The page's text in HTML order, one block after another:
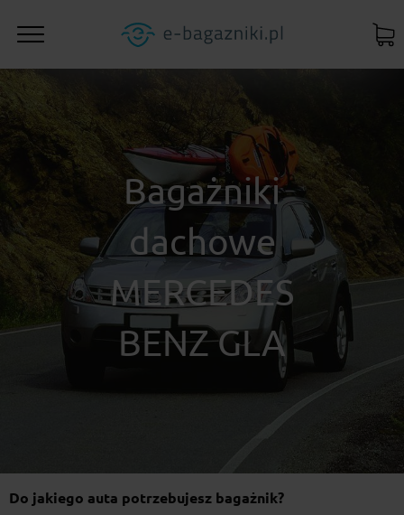
Bagażniki
dachowe
MERCEDES
BENZ GLA
Do jakiego auta potrzebujesz bagażnik?